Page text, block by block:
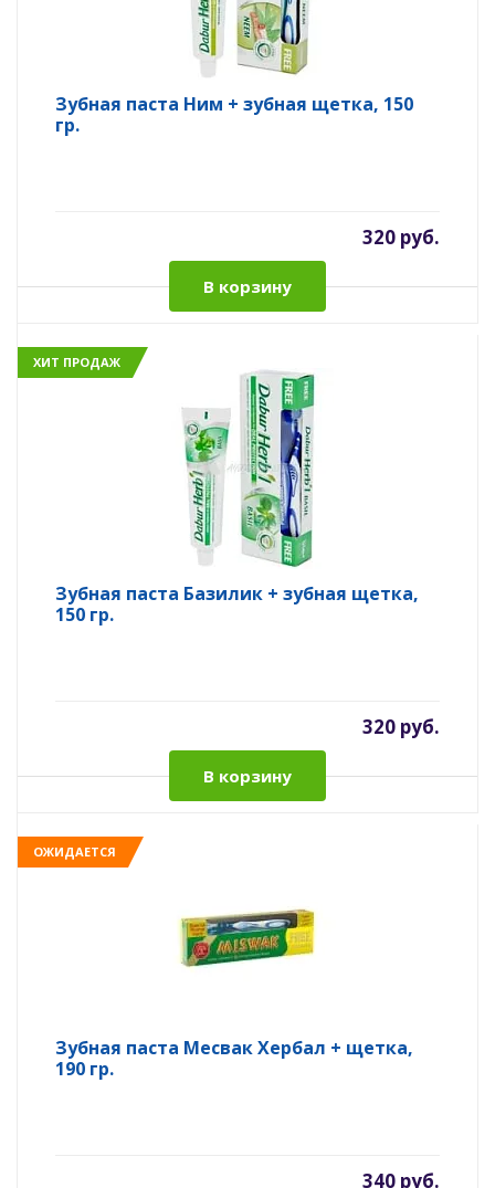
Зубная паста Ним + зубная щетка, 150
гр.
320 руб.
В корзину
ХИТ ПРОДАЖ
Зубная паста Базилик + зубная щетка,
150 гр.
320 руб.
В корзину
ОЖИДАЕТСЯ
Зубная паста Месвак Хербал + щетка,
190 гр.
340 руб.